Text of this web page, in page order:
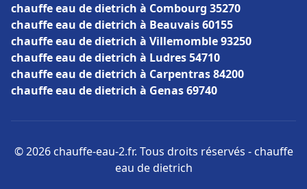
chauffe eau de dietrich à Combourg 35270
chauffe eau de dietrich à Beauvais 60155
chauffe eau de dietrich à Villemomble 93250
chauffe eau de dietrich à Ludres 54710
chauffe eau de dietrich à Carpentras 84200
chauffe eau de dietrich à Genas 69740
© 2026 chauffe-eau-2.fr. Tous droits réservés - chauffe
eau de dietrich